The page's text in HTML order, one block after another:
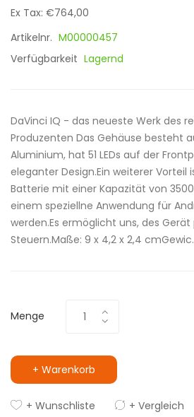
Ex Tax: €764,00
Artikelnr. M00000457
Verfügbarkeit Lagernd
DaVinci IQ - das neueste Werk des
Produzenten Das Gehäuse besteht
Aluminium, hat 51 LEDs auf der
eleganter Design.Ein weiterer Vorteil
Batterie mit einer Kapazität von
einem speziellne Anwendung für
werden.Es ermöglicht uns, des Gerät
Steuern.Maße: 9 x 4,2 x 2,4
Menge
+ Warenkorb
+ Wunschliste + Vergleich